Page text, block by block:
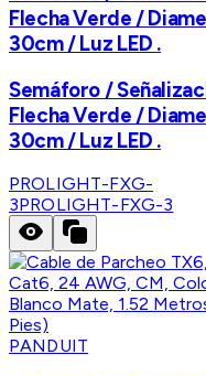
Flecha Verde /
30cm / Luz LED .
Semáforo /
Flecha Verde /
30cm / Luz LED .
PROLIGHT-FXG-
3PROLIGHT-FXG-3
PANDUIT